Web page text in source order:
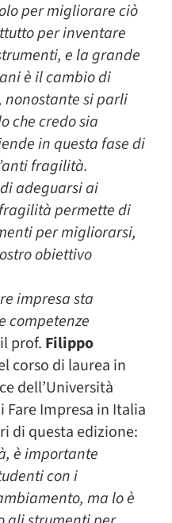
per migliorare ciò
per inventare
e la grande
è il cambio di
nonostante si parli
che credo sia
in questa fase di
fragilità.
adeguarsi ai
permette di
per migliorarsi,
obiettivo
impresa sta
competenze
prof. Filippo
corso di laurea in
dell’Università
Fare Impresa in Italia
di questa edizione:
è importante
con i
ma lo è